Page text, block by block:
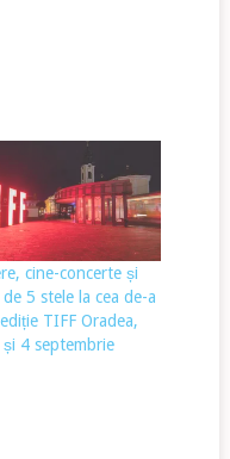
cine-concerte și
5 stele la cea de-a
TIFF Oradea,
4 septembrie